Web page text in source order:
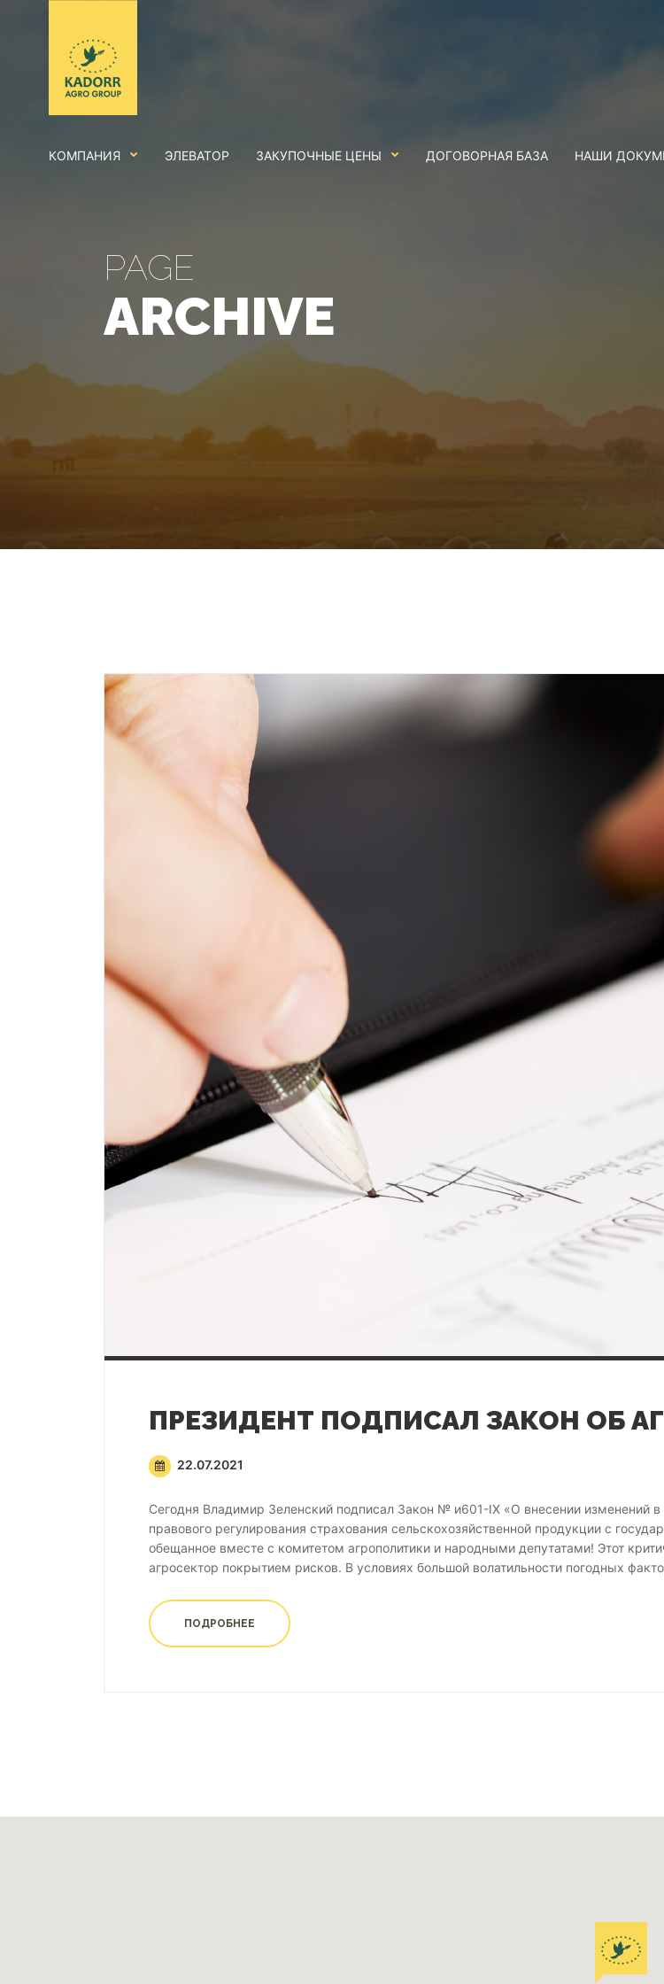
КОМПАНИЯ ЭЛЕВАТОР ЗАКУПОЧНЫЕ ЦЕНЫ ДОГОВОРНАЯ БАЗА НАШИ
PAGE
ARCHIVE
22.07.2021
Сегодня Владимир Зеленский подписал Закон № и601-IX «О внесении изменений
правового регулирования страхования сельскохозяйственной продукции с
обещанное вместе с комитетом агрополитики и народными депутатами! Этот
агросектор покрытием рисков. В условиях большой волатильности погодных
ПОДРОБНЕЕ